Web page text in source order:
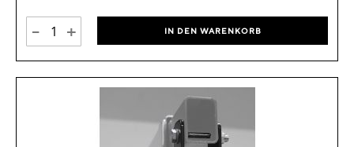
- + IN DEN WARENKORB